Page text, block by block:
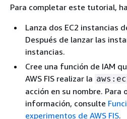
Para completar este tutorial,
Lanza dos EC2 instancias
Después de lanzar las
instancias.
Cree una función de IAM
AWS FIS realizar la
acción en su nombre. Para
información, consulte
experimentos de AWS FIS.